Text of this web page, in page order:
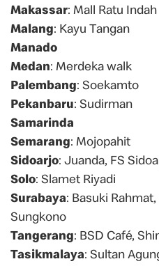
Makassar: Mall Ratu Indah
Malang: Kayu Tangan
Manado
Medan: Merdeka walk
Palembang: Soekamto
Pekanbaru: Sudirman
Samarinda
Semarang: Mojopahit
Sidoarjo: Juanda, FS
Solo: Slamet Riyadi
Surabaya: Basuki
Sungkono
Tangerang: BSD Café,
Tasikmalaya: Sultan